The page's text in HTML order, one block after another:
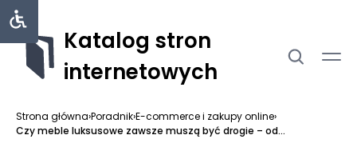
Katalog stron
internetowych
Strona główna›Poradnik›E-commerce i zakupy online›
Czy meble luksusowe zawsze muszą być drogie – od...